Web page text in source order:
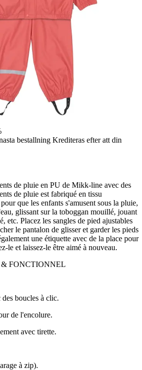
bestallning Krediteras efter att din
de pluie en PU de Mikk-line avec des
de pluie est fabriqué en tissu
que les enfants s'amusent sous la pluie,
glissant sur la toboggan mouillé, jouant
etc. Placez les sangles de pied ajustables
le pantalon de glisser et garder les pieds
une étiquette avec de la place pour
le et laissez-le être aimé à nouveau.
FONCTIONNEL
boucles à clic.
de l'encolure.
avec tirette.
à zip).